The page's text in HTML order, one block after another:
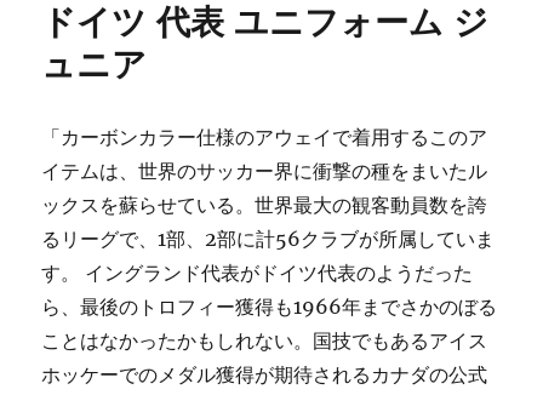
ドイツ 代表 ユニフォーム ジ
ュニア
「カーボンカラー仕様のアウェイで着用するこのア
イテムは、世界のサッカー界に衝撃の種をまいたル
ックスを蘇らせている。世界最大の観客動員数を誇
るリーグで、1部、2部に計56クラブが所属していま
す。 イングランド代表がドイツ代表のようだった
ら、最後のトロフィー獲得も1966年までさかのぼる
ことはなかったかもしれない。国技でもあるアイス
ホッケーでのメダル獲得が期待されるカナダの公式